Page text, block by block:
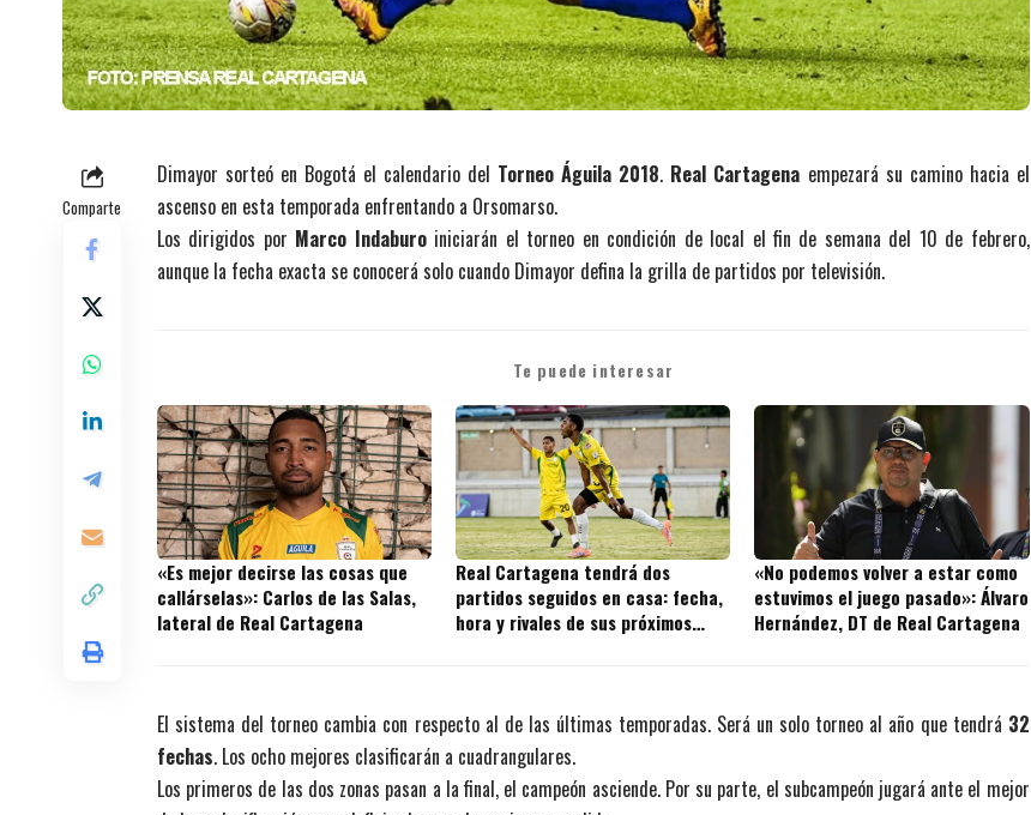
Comparte
Dimayor sorteó en Bogotá el calendario del Torneo Águila 2018. Real Cartagena empezará su camino hacia el
ascenso en esta temporada enfrentando a Orsomarso.
Los dirigidos por Marco Indaburoiniciarán el torneo en condición de local el fin de semana del 10 de febrero,
aunque la fecha exacta se conocerá solo cuando Dimayor defina la grilla de partidos por televisión.
Te puede interesar
«Es mejor decirse las cosas que
callárselas»: Carlos de las Salas,
lateral de Real Cartagena
Real Cartagena tendrá dos
partidos seguidos en casa: fecha,
hora y rivales de sus próximos
«No podemos volver a estar como
estuvimos el juego pasado»: Álvaro
Hernández, DT de Real Cartagena
El sistema del torneo cambia con respecto al de las últimas temporadas. Será un solo torneo al año que tendrá 32
fechas. Los ocho mejores clasificarán a cuadrangulares.
Los primeros de las dos zonas pasan a la final, el campeón asciende. Por su parte, el subcampeón jugará ante el mejor